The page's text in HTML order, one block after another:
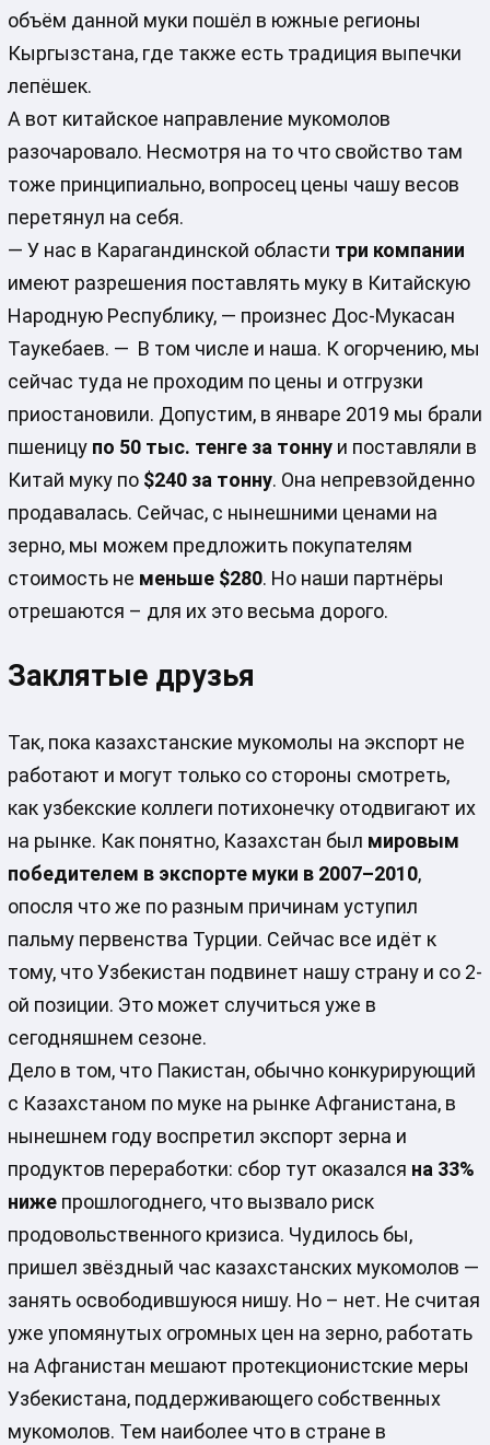
объём данной муки пошёл в южные регионы
Кыргызстана, где также есть традиция выпечки
лепёшек.
А вот китайское направление мукомолов
разочаровало. Несмотря на то что свойство там
тоже принципиально, вопросец цены чашу весов
перетянул на себя.
— У нас в Карагандинской области три компании
имеют разрешения поставлять муку в Китайскую
Народную Республику, — произнес Дос-Мукасан
Таукебаев. — В том числе и наша. К огорчению, мы
сейчас туда не проходим по цены и отгрузки
приостановили. Допустим, в январе 2019 мы брали
пшеницу по 50 тыс. тенге за тоннуи поставляли в
Китай муку по $240 за тонну. Она непревзойденно
продавалась. Сейчас, с нынешними ценами на
зерно, мы можем предложить покупателям
стоимость не меньше $280. Но наши партнёры
отрешаются – для их это весьма дорого.
Заклятые друзья
Так, пока казахстанские мукомолы на экспорт не
работают и могут только со стороны смотреть,
как узбекские коллеги потихонечку отодвигают их
на рынке. Как понятно, Казахстан был мировым
победителем в экспорте муки в 2007–2010,
опосля что же по разным причинам уступил
пальму первенства Турции. Сейчас все идёт к
тому, что Узбекистан подвинет нашу страну и со 2-
ой позиции. Это может случиться уже в
сегодняшнем сезоне.
Дело в том, что Пакистан, обычно конкурирующий
с Казахстаном по муке на рынке Афганистана, в
нынешнем году воспретил экспорт зерна и
продуктов переработки: сбор тут оказался на 33%
нижепрошлогоднего, что вызвало риск
продовольственного кризиса. Чудилось бы,
пришел звёздный час казахстанских мукомолов —
занять освободившуюся нишу. Но – нет. Не считая
уже упомянутых огромных цен на зерно, работать
на Афганистан мешают протекционистские меры
Узбекистана, поддерживающего собственных
мукомолов. Тем наиболее что в стране в